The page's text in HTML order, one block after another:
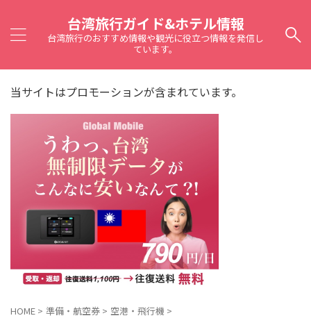
台湾旅行ガイド&ホテル情報
台湾旅行のおすすめ情報や観光に役立つ情報を発信し
ています。
当サイトはプロモーションが含まれています。
HOME > 準備・航空券 > 空港・飛行機 >